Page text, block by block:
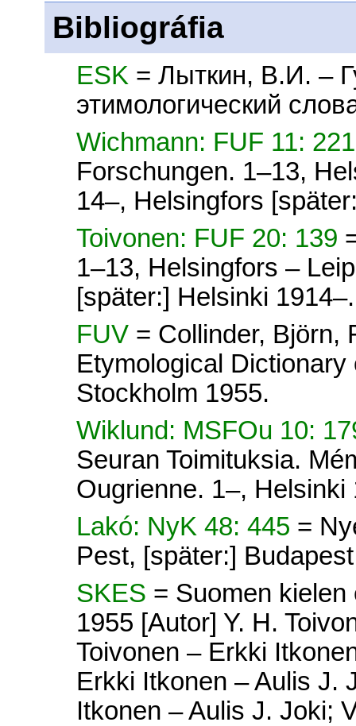
Bibliográfia
ESK = Лыткин, В.И. –
этимологический
Wichmann: FUF 11:
Forschungen. 1–13,
14–, Helsingfors
Toivonen: FUF 20: 139
1–13, Helsingfors –
[später:] Helsinki 1914–.
FUV = Collinder, Björn,
Etymological
Stockholm 1955.
Wiklund: MSFOu 10:
Seuran Toimituksia.
Ougrienne. 1–, Helsinki
Lakó: NyK 48: 445 =
Pest, [später:]
SKES = Suomen
1955 [Autor] Y. H.
Toivonen – Erkki
Erkki Itkonen – Aulis J.
Itkonen – Aulis J. Joki;